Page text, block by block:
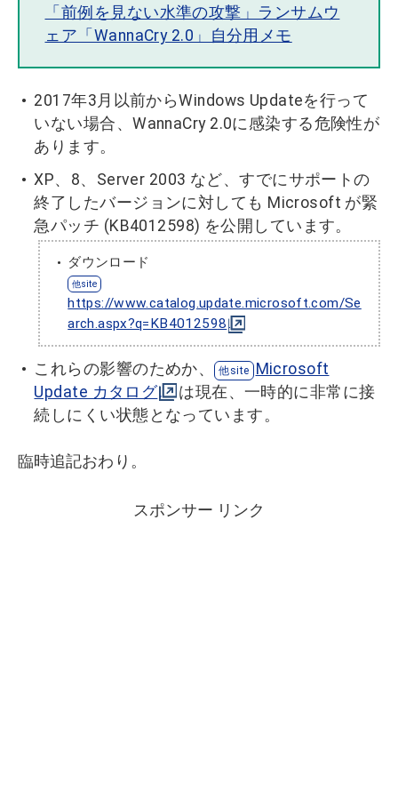
「前例を見ない水準の攻撃」ランサムウ
ェア「WannaCry 2.0」自分用メモ
2017年3月以前からWindows Updateを行って
いない場合、WannaCry 2.0に感染する危険性が
あります。
XP、8、Server 2003 など、すでにサポートの
終了したバージョンに対しても Microsoft が緊
急パッチ (KB4012598) を公開しています。
ダウンロード
https://www.catalog.update.microsoft.com/Se
arch.aspx?q=KB4012598
これらの影響のためか、
Microsoft
Update カタログ
は現在、一時的に非常に接
続しにくい状態となっています。
臨時追記おわり。
スポンサー リンク